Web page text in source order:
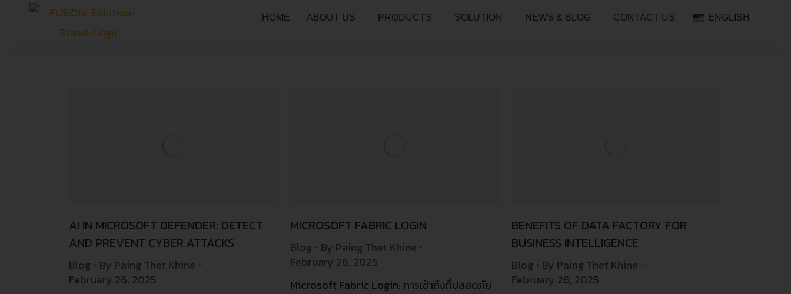
HOME ABOUT US PRODUCTS SOLUTION NEWS & BLOG CONTACT US ENGLISH
AI IN MICROSOFT DEFENDER: DETECT
AND PREVENT CYBER ATTACKS
Blog By Paing Thet Khine
February 26, 2025
MICROSOFT FABRIC LOGIN
Blog By Paing Thet Khine
February 26, 2025
Microsoft Fabric Login: การเข้าถึงที่ปลอดภัย
BENEFITS OF DATA FACTORY FOR
BUSINESS INTELLIGENCE
Blog By Paing Thet Khine
February 26, 2025